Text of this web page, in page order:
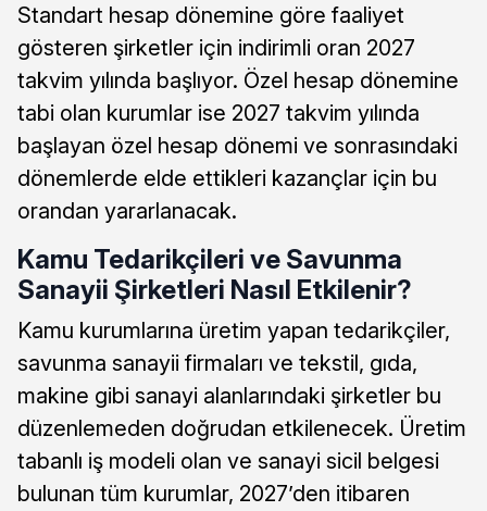
Standart hesap dönemine göre faaliyet
gösteren şirketler için indirimli oran 2027
takvim yılında başlıyor. Özel hesap dönemine
tabi olan kurumlar ise 2027 takvim yılında
başlayan özel hesap dönemi ve sonrasındaki
dönemlerde elde ettikleri kazançlar için bu
orandan yararlanacak.
Kamu Tedarikçileri ve Savunma
Sanayii Şirketleri Nasıl Etkilenir?
Kamu kurumlarına üretim yapan tedarikçiler,
savunma sanayii firmaları ve tekstil, gıda,
makine gibi sanayi alanlarındaki şirketler bu
düzenlemeden doğrudan etkilenecek. Üretim
tabanlı iş modeli olan ve sanayi sicil belgesi
bulunan tüm kurumlar, 2027’den itibaren